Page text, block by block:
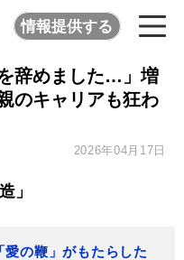
情報提供する
辞めました…」増
のキャリアも狂わ
2026年04月17日
」
愛の鞭」がもたらした